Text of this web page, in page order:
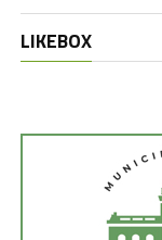
LIKEBOX